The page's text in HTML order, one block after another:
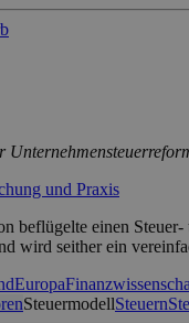
und Praxis
beflügelte einen
wird seither ein
Europa
SteuermodellSteuern